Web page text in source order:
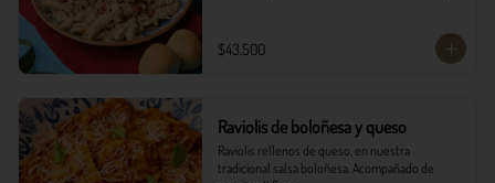
$43.500
Raviolis de boloñesa y queso
Raviolis rellenos de queso, en nuestra
tradicional salsa boloñesa. Acompañado de